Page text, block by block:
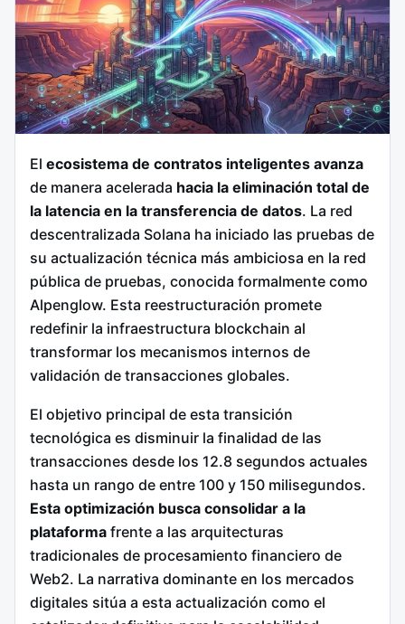
El ecosistema de contratos inteligentes avanza
de manera acelerada hacia la eliminación total de
la latencia en la transferencia de datos. La red
descentralizada Solana ha iniciado las pruebas de
su actualización técnica más ambiciosa en la red
pública de pruebas, conocida formalmente como
Alpenglow. Esta reestructuración promete
redefinir la infraestructura blockchain al
transformar los mecanismos internos de
validación de transacciones globales.
El objetivo principal de esta transición
tecnológica es disminuir la finalidad de las
transacciones desde los 12.8 segundos actuales
hasta un rango de entre 100 y 150 milisegundos.
Esta optimización busca consolidar a la
plataforma frente a las arquitecturas
tradicionales de procesamiento financiero de
Web2. La narrativa dominante en los mercados
digitales sitúa a esta actualización como el